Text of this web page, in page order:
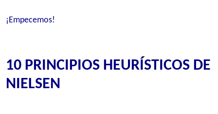
¡Empecemos!
10 PRINCIPIOS HEURÍSTICOS DE
NIELSEN